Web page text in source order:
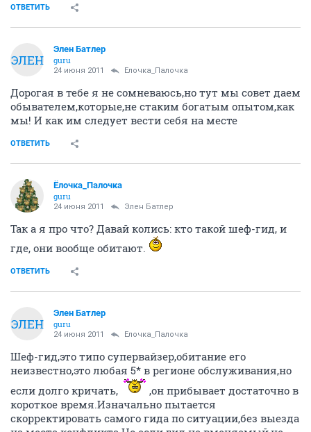
ОТВЕТИТЬ
ЭЛЕН
Элен Батлер
guru
24 июня 2011 Ёлочка_Палочка
Дорогая в тебе я не сомневаюсь,но тут мы совет даем
обывателем,которые,не стаким богатым опытом,как
мы! И как им следует вести себя на месте
ОТВЕТИТЬ
Ёлочка_Палочка
guru
24 июня 2011 Элен Батлер
Так а я про что? Давай колись: кто такой шеф-гид, и
где, они вообще обитают.
ОТВЕТИТЬ
ЭЛЕН
Элен Батлер
guru
24 июня 2011 Ёлочка_Палочка
Шеф-гид,это типо супервайзер,обитание его
неизвестно,это любая 5* в регионе обслуживания,но
если долго кричать,
,он прибывает достаточно в
короткое время.Изначально пытается
скорректировать самого гида по ситуации,без выезда